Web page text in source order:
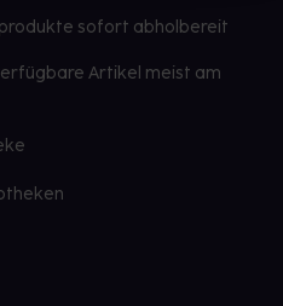
sofort abholbereit
Artikel meist am